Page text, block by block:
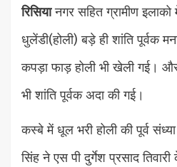
रिसियानगर सहित ग्रामीण
धुलेंडी(होली) बड़े ही शांति पूर्वक
कपड़ा फाड़ होली भी खेली गई।
भी शांति पूर्वक अदा की गई।
कस्बे में धूल भरी होली की पूर्व
सिंह ने एस पी दुर्गेश प्रसाद